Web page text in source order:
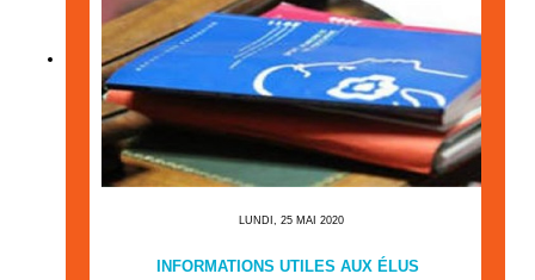
LUNDI, 25 MAI 2020
INFORMATIONS UTILES AUX ÉLUS